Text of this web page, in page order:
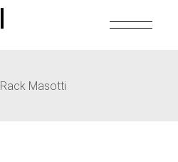
Rack Masotti